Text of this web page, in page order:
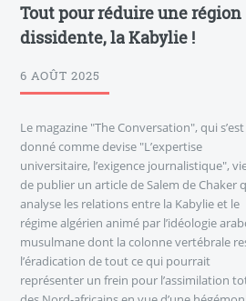
Tout pour réduire une région
dissidente, la Kabylie !
6 AOÛT 2025
Le magazine "The Conversation", qui s’est
donné comme devise "L’expertise
universitaire, l’exigence journalistique",
de publier un article de Salem de Chaker
analyse les relations entre la Kabylie et le
régime algérien animé par l’idéologie
musulmane dont la colonne vertébrale
l’éradication de tout ce qui pourrait
représenter un frein pour l’assimilation